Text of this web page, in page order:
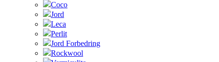
Coco
Jord
Leca
Perlit
Jord Forbedring
Rockwool